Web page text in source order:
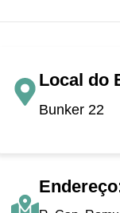
Local do
Bunker 22